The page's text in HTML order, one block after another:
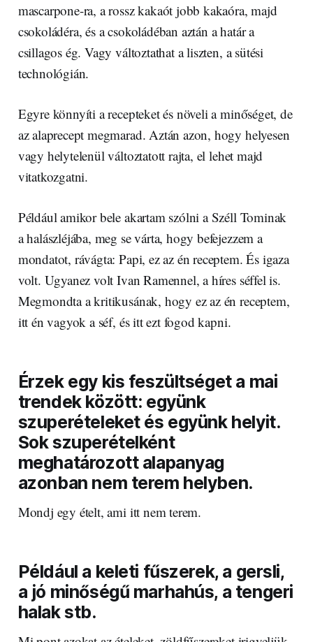
mascarpone-ra, a rossz kakaót jobb kakaóra, majd
csokoládéra, és a csokoládéban aztán a határ a
csillagos ég. Vagy változtathat a liszten, a sütési
technológián.
Egyre könnyíti a recepteket és növeli a minőséget, de
az alaprecept megmarad. Aztán azon, hogy helyesen
vagy helytelenül változtatott rajta, el lehet majd
vitatkozgatni.
Például amikor bele akartam szólni a Széll Tominak
a halászléjába, meg se várta, hogy befejezzem a
mondatot, rávágta: Papi, ez az én receptem. És igaza
volt. Ugyanez volt Ivan Ramennel, a híres séffel is.
Megmondta a kritikusának, hogy ez az én receptem,
itt én vagyok a séf, és itt ezt fogod kapni.
Érzek egy kis feszültséget a mai
trendek között: együnk
szuperételeket és együnk helyit.
Sok szuperételként
meghatározott alapanyag
azonban nem terem helyben.
Mondj egy ételt, ami itt nem terem.
Például a keleti fűszerek, a gersli,
a jó minőségű marhahús, a tengeri
halak stb.